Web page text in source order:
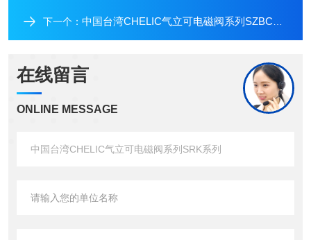
下一个： 中国台湾CHELIC气立可电磁阀系列SZBC系列
在线留言
ONLINE MESSAGE